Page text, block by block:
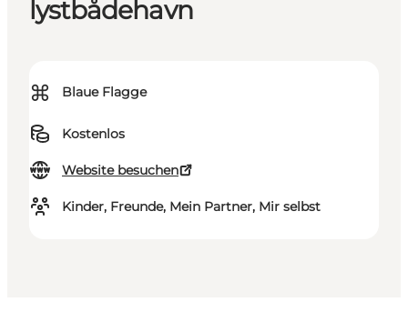
lystbådehavn
⌘ Blaue Flagge
Kostenlos
Website besuchen
Kinder, Freunde, Mein Partner, Mir selbst